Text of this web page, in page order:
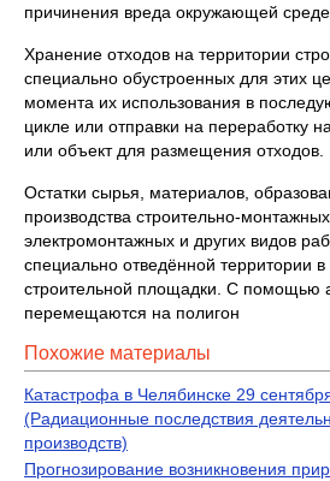
причинения вреда окружающей
Хранение отходов на территории
специально обустроенных для этих
момента их использования в
цикле или отправки на переработку
или объект для размещения отходов.
Остатки сырья, материалов,
производства строительно-
электромонтажных и других видов
специально отведённой территории
строительной площадки. С помощью
перемещаются на полигон
Похожие материалы
Катастрофа в Челябинске 29
(Радиационные последствия
производств)
Прогнозирование возникновения